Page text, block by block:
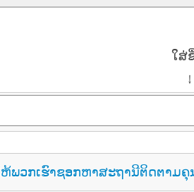
ໃສ່
ພວກເຮົາຊອກຫາສະຖານີຕິດຕາມຄຸ